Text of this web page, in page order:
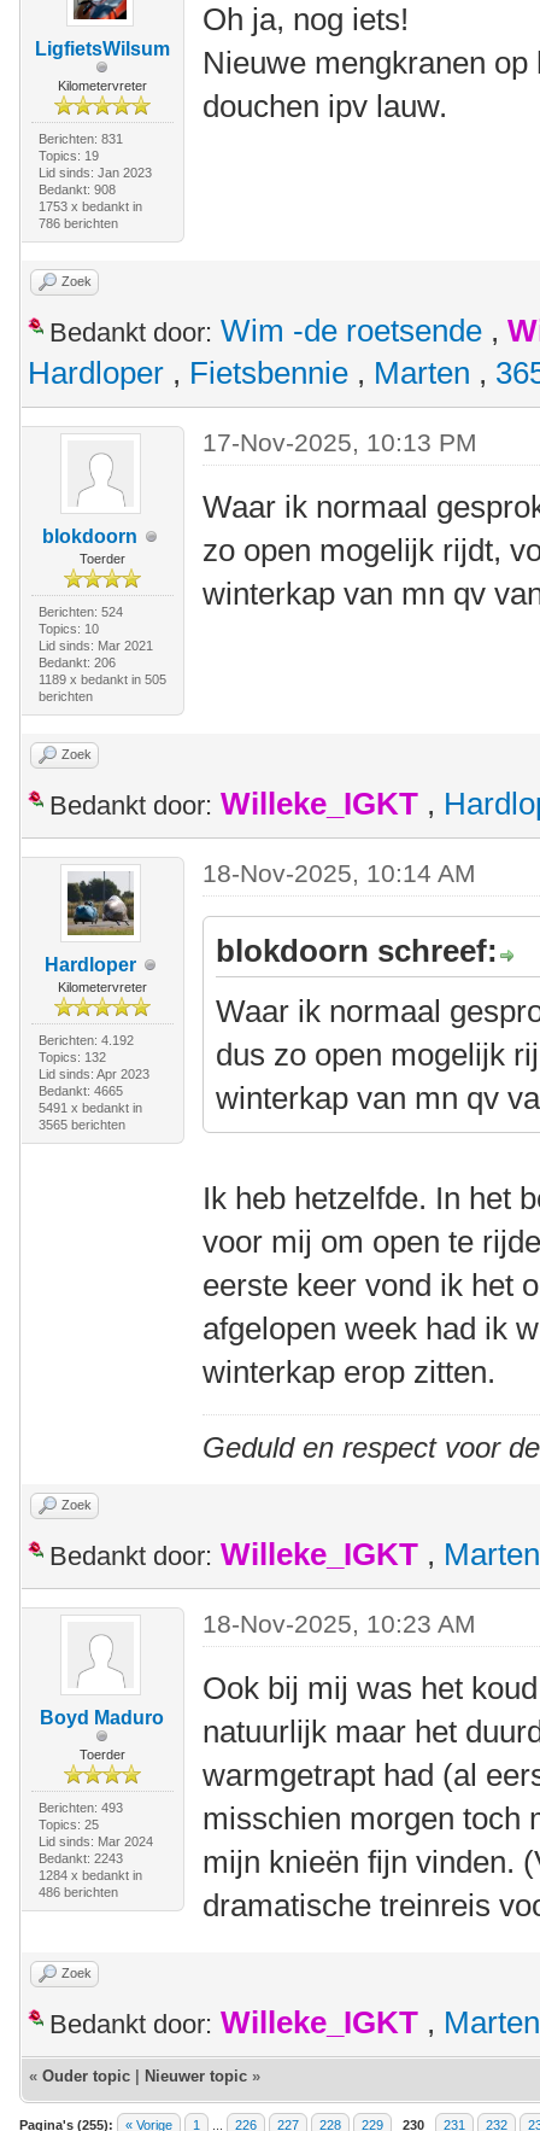
LigfietsWilsum
Kilometervreter
Berichten: 831
Topics: 19
Lid sinds: Jan 2023
Bedankt: 908
1753 x bedankt in
786 berichten
Oh ja, nog iets!
Nieuwe mengkranen
douchen ipv lauw.
Zoek
Bedankt door: Wim -de roetsende ,
Hardloper , Fietsbennie , Marten ,
blokdoorn
Toerder
Berichten: 524
Topics: 10
Lid sinds: Mar 2021
Bedankt: 206
1189 x bedankt in 505
berichten
17-Nov-2025, 10:13 PM
Waar ik normaal
zo open mogelijk rijdt,
winterkap van mn qv
Zoek
Bedankt door: Willeke_IGKT ,
Hardloper
Kilometervreter
Berichten: 4.192
Topics: 132
Lid sinds: Apr 2023
Bedankt: 4665
5491 x bedankt in
3565 berichten
18-Nov-2025, 10:14 AM
blokdoorn schreef:
Waar ik normaal
dus zo open mogelijk
winterkap van mn qv
Ik heb hetzelfde. In het
voor mij om open te
eerste keer vond ik het
afgelopen week had ik
winterkap erop zitten.
Geduld en respect voor
Zoek
Bedankt door: Willeke_IGKT , Marten
Boyd Maduro
Toerder
Berichten: 493
Topics: 25
Lid sinds: Mar 2024
Bedankt: 2243
1284 x bedankt in
486 berichten
18-Nov-2025, 10:23 AM
Ook bij mij was het
natuurlijk maar het
warmgetrapt had (al
misschien morgen toch
mijn knieën fijn vinden.
dramatische treinreis
Zoek
Bedankt door: Willeke_IGKT , Marten
« Ouder topic Nieuwer topic »
Pagina's (255): « Vorige 1 226 227 228 229 230 231 232